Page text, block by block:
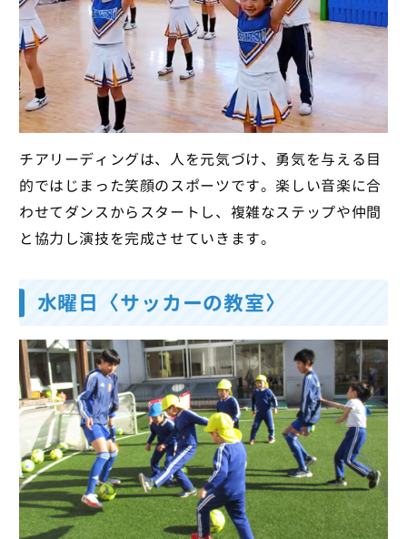
チアリーディングは、人を元気づけ、勇気を与える目
的ではじまった笑顔のスポーツです。楽しい音楽に合
わせてダンスからスタートし、複雑なステップや仲間
と協力し演技を完成させていきます。
水曜日〈サッカーの教室〉